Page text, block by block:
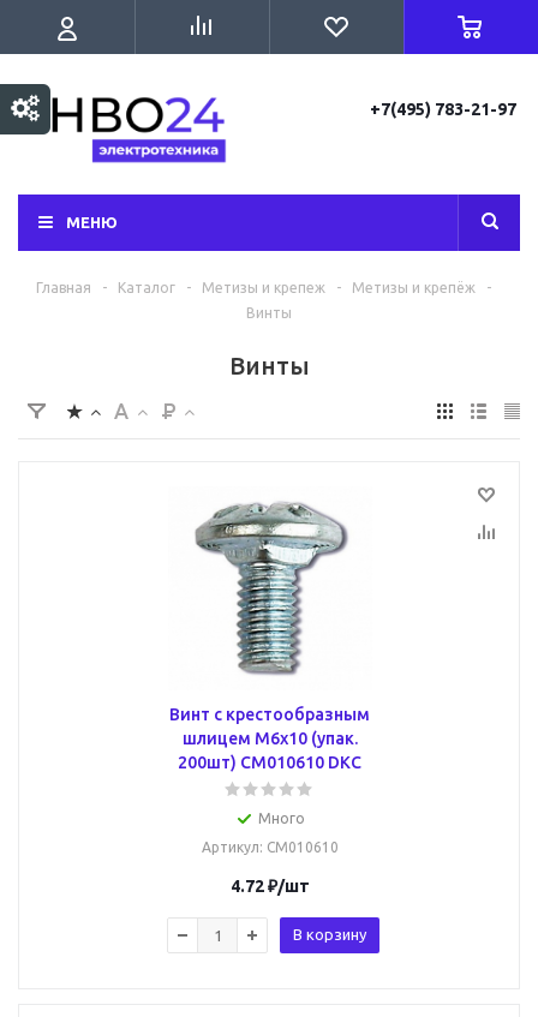
+7(495) 783-21-97
МЕНЮ
Главная - Каталог - Метизы и крепеж - Метизы и крепёж
-
Винты
Винты
Винт с крестообразным
шлицем М6х10 (упак.
200шт) CM010610 DKC
Много
Артикул: CM010610
4.72₽/шт
В корзину